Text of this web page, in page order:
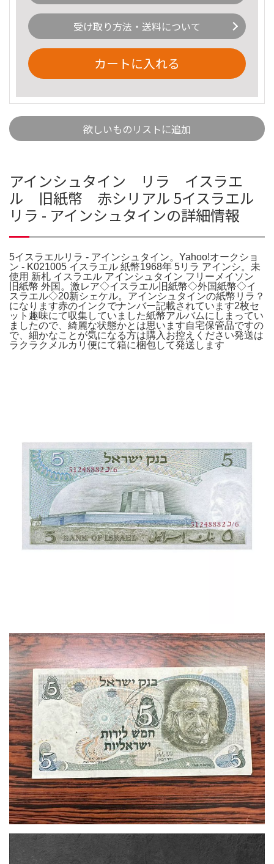
受け取り方法・送料について
カートに入れる
欲しいものリストに追加
アインシュタイン リラ イスラエ
ル 旧紙幣 赤シリアル 5イスラエル
リラ - アインシュタインの詳細情報
5イスラエルリラ - アインシュタイン。Yahoo!オークショ
ン - K021005 イスラエル 紙幣1968年 5リラ アインシ。未
使用 新札 イスラエル アインシュタイン フリーメイソン
旧紙幣 外国。激レア◇イスラエル旧紙幣◇外国紙幣◇イ
スラエル◇20新シェケル。アインシュタインの紙幣リラ？
になります赤のインクでナンバー記載されています2枚セ
ット趣味にて収集していました紙幣アルバムにしまってい
ましたので、綺麗な状態かとは思います自宅保管品ですの
で、細かなことが気になる方は購入お控えください発送は
ラクラクメルカリ便にて箱に梱包して発送します